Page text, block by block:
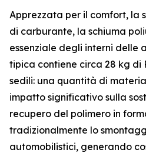
Apprezzata per il comfort, la
di carburante, la schiuma
essenziale degli interni delle
tipica contiene circa 28 kg di
sedili: una quantità di
impatto significativo sulla
recupero del polimero in
tradizionalmente lo
automobilistici, generando